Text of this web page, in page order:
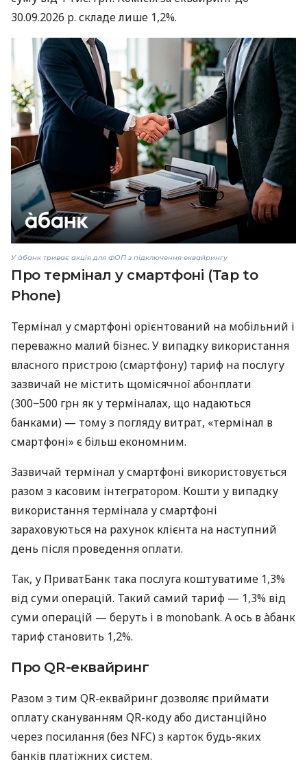
30.09.2026 р. складе лише 1,2%.
У àбанк триває акція для ФОП з підключення еквайрингу
Про термінал у смартфоні (Tap to
Phone)
Термінал у смартфоні орієнтований на мобільний і
переважно малий бізнес. У випадку використання
власного пристрою (смартфону) тариф на послугу
зазвичай не містить щомісячної абонплати
(300−500 грн як у терміналах, що надаються
банками) — тому з погляду витрат, «термінал в
смартфоні» є більш економним.
Зазвичай термінал у смартфоні використовується
разом з касовим інтегратором. Кошти у випадку
використання термінала у смартфоні
зараховуються на рахунок клієнта на наступний
день після проведення оплати.
Так, у ПриватБанк така послуга коштуватиме 1,3%
від суми операцій. Такий самий тариф — 1,3% від
суми операцій — беруть і в monobank. А ось в àбанк
тариф становить 1,2%.
Про QR-еквайринг
Разом з тим QR-еквайринг дозволяє приймати
оплату скануванням QR-коду або дистанційно
через посилання (без NFC) з карток будь-яких
банків платіжних систем.